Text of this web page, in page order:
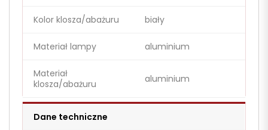
Kolor klosza/abażuru biały
Materiał lampy aluminium
Materiał
klosza/abażuru
aluminium
Dane techniczne